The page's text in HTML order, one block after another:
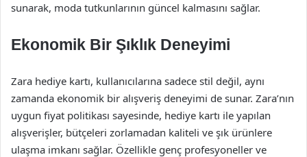
sunarak, moda tutkunlarının güncel kalmasını sağlar.
Ekonomik Bir Şıklık Deneyimi
Zara hediye kartı, kullanıcılarına sadece stil değil, aynı
zamanda ekonomik bir alışveriş deneyimi de sunar. Zara’nın
uygun fiyat politikası sayesinde, hediye kartı ile yapılan
alışverişler, bütçeleri zorlamadan kaliteli ve şık ürünlere
ulaşma imkanı sağlar. Özellikle genç profesyoneller ve